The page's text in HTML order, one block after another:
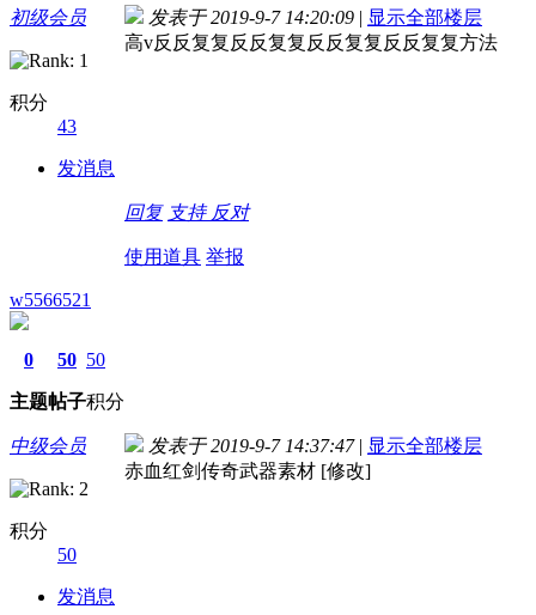
初级会员
积分
43
发消息
发表于 2019-9-7 14:20:09 | 显示全部楼层
高v反反复复反反复复反反复复反反复复方法
回复 支持 反对
使用道具 举报
w5566521
0
主题
50
帖子
50
积分
中级会员
积分
50
发消息
发表于 2019-9-7 14:37:47 | 显示全部楼层
赤血红剑传奇武器素材 [修改]